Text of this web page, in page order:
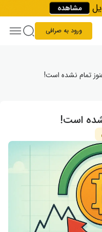
ورود به صرافی
تمام نشده است!
است!